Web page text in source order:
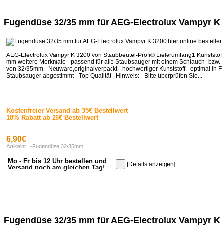
Fugendüse 32/35 mm für AEG-Electrolux Vampyr K
AEG-Electrolux Vampyr K 3200 von Staubbeutel-Profi® Lieferumfang1
mm weitere Merkmale - passend für alle Staubsauger mit einem Schlauch-
von 32/35mm - Neuware,originalverpackt - hochwertiger Kunststoff - optimal in
Staubsauger abgestimmt - Top Qualität - Hinweis: - Bitte überprüfen Sie...
Kostenfreier Versand ab 35€ Bestellwert
10% Rabatt ab 26€ Bestellwert
6,90€
Artikelnr.: -Fugendüse 32/35mm
Mo - Fr bis 12 Uhr bestellen und
Versand noch am gleichen Tag!
[Details anzeigen]
Fugendüse 32/35 mm für AEG-Electrolux Vampyr K